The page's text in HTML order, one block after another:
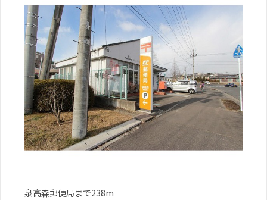
泉高森郵便局まで238m